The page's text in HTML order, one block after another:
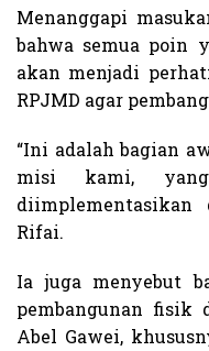
Menanggapi
bahwa semua poin
akan menjadi
RPJMD agar
“Ini adalah bagian
misi kami,
diimplementasikan
Rifai.
Ia juga menyebut
pembangunan fisik
Abel Gawei,